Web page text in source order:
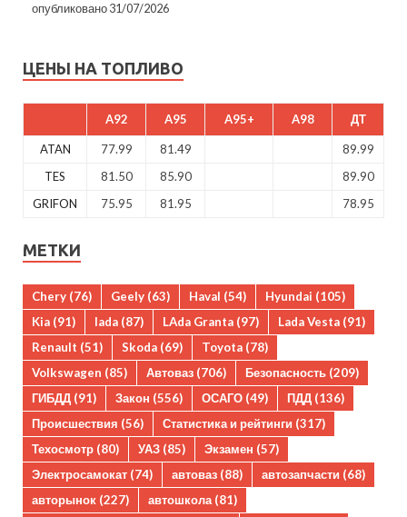
опубликовано 31/07/2026
ЦЕНЫ НА ТОПЛИВО
A92 A95 A95+ A98 ДТ
ATAN 77.99 81.49
89.99
TES
81.50 85.90
89.90
GRIFON
75.95 81.95 78.95
МЕТКИ
Chery (76) Geely (63) Haval (54) Hyundai (105)
Kia (91) lada (87) LAda Granta (97) Lada Vesta (91)
Renault (51) Skoda (69) Toyota (78)
Volkswagen (85) Автоваз (706) Безопасность (209)
ГИБДД (91) Закон (556) ОСАГО (49) ПДД (136)
Происшествия (56) Статистика и рейтинги (317)
Техосмотр (80) УАЗ (85) Экзамен (57)
Электросамокат (74) автоваз (88) автозапчасти (68)
авторынок (227) автошкола(81)